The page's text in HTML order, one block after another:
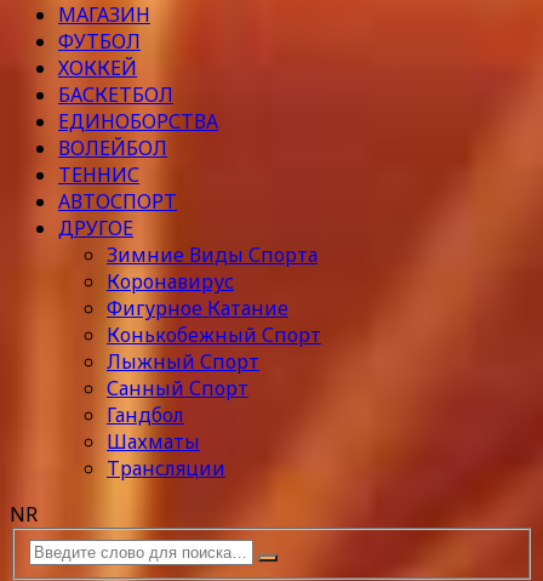
МАГАЗИН
ФУТБОЛ
ХОККЕЙ
БАСКЕТБОЛ
ЕДИНОБОРСТВА
ВОЛЕЙБОЛ
ТЕННИС
АВТОСПОРТ
ДРУГОЕ
Зимние Виды Спорта
Коронавирус
Фигурное Катание
Конькобежный Спорт
Лыжный Спорт
Санный Спорт
Гандбол
Шахматы
Трансляции
NR